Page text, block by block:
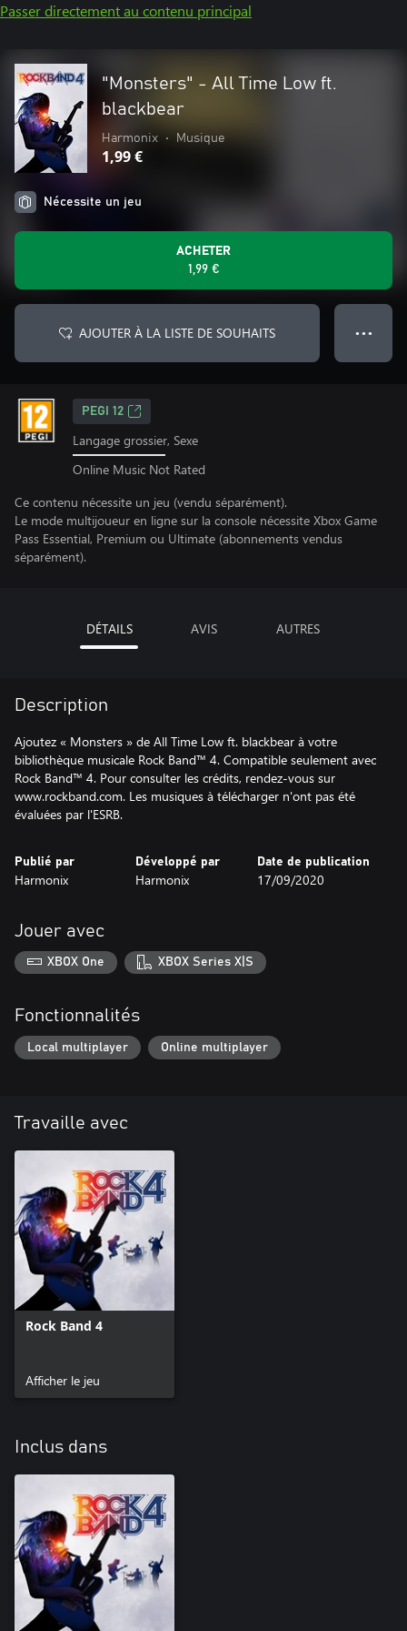
Passer directement au contenu principal
"Monsters" - All Time Low ft.
blackbear
Harmonix • Musique
1,99 €
Nécessite un jeu
ACHETER
1,99 €
AJOUTER À LA LISTE DE SOUHAITS ● ● ●
PEGI 12
Langage grossier, Sexe
Online Music Not Rated
Ce contenu nécessite un jeu (vendu séparément).
Le mode multijoueur en ligne sur la console nécessite Xbox Game
Pass Essential, Premium ou Ultimate (abonnements vendus
séparément).
DÉTAILS AVIS AUTRES
Description
Ajoutez « Monsters » de All Time Low ft. blackbear à votre
bibliothèque musicale Rock Band™ 4. Compatible seulement avec
Rock Band™ 4. Pour consulter les crédits, rendez-vous sur
www.rockband.com. Les musiques à télécharger n'ont pas été
évaluées par l'ESRB.
Publié par
Harmonix
Développé par
Harmonix
Date de publication
17/09/2020
Jouer avec
XBOX One XBOX Series X|S
Fonctionnalités
Local multiplayer Online multiplayer
Travaille avec
Rock Band 4
Afficher le jeu
Inclus dans